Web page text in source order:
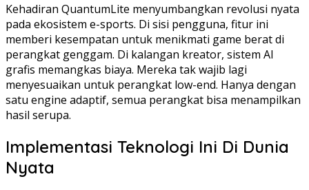
Kehadiran QuantumLite menyumbangkan revolusi nyata
pada ekosistem e-sports. Di sisi pengguna, fitur ini
memberi kesempatan untuk menikmati game berat di
perangkat genggam. Di kalangan kreator, sistem AI
grafis memangkas biaya. Mereka tak wajib lagi
menyesuaikan untuk perangkat low-end. Hanya dengan
satu engine adaptif, semua perangkat bisa menampilkan
hasil serupa.
Implementasi Teknologi Ini Di Dunia
Nyata